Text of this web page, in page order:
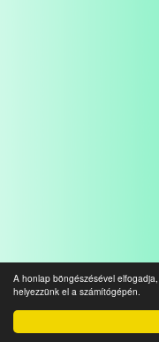
A honlap böngészésével
helyezzünk el a számítógépén.